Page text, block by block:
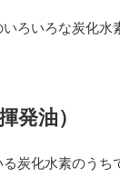
ろいろな炭化水
発油）
炭化水素のうち